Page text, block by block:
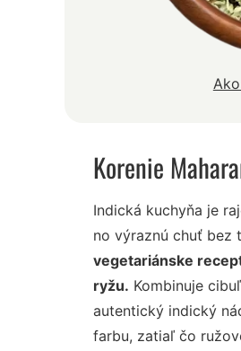
Korenie
Indická kuchyňa je
no výraznú chuť bez
vegetariánske
ryžu. Kombinuje
autentický indický
farbu, zatiaľ čo